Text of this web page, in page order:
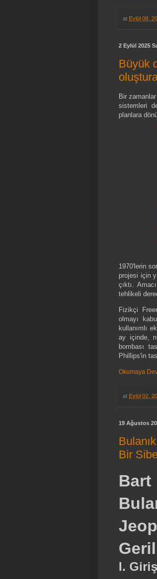
at Eylül 08,
2 Eylül 2025
Büyük
Bir
sistemleri
planlara
1970'lerin
projesi için
çıktı.
tehlikeli
Fizikçi
olmayı
kullanımlı
ay içinde,
bombası
Phillips'in
Okumaya
at Eylül 02,
19 Ağustos
Bir
I. Giriş